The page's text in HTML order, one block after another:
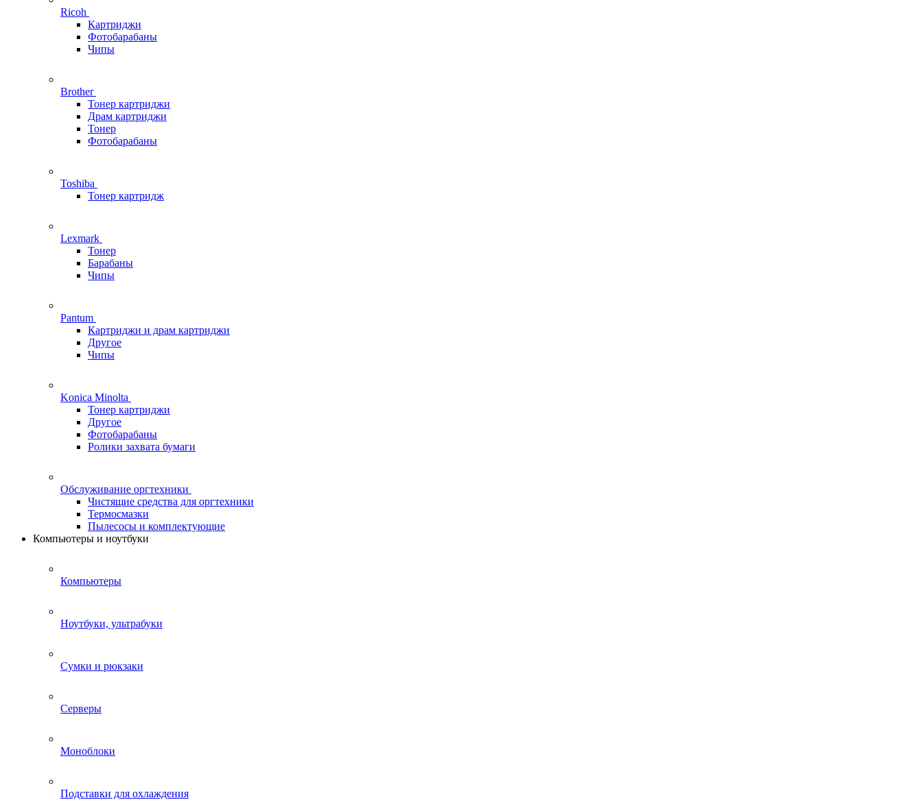
Ricoh
Картриджи
Фотобарабаны
Чипы
Brother
Тонер картриджи
Драм картриджи
Тонер
Фотобарабаны
Toshiba
Тонер картридж
Lexmark
Тонер
Барабаны
Чипы
Pantum
Картриджи и драм картриджи
Другое
Чипы
Konica Minolta
Тонер картриджи
Другое
Фотобарабаны
Ролики захвата бумаги
Обслуживание оргтехники
Чистящие средства для оргтехники
Термосмазки
Пылесосы и комплектующие
Компьютеры и ноутбуки
Компьютеры
Ноутбуки, ультрабуки
Сумки и рюкзаки
Серверы
Моноблоки
Подставки для охлаждения